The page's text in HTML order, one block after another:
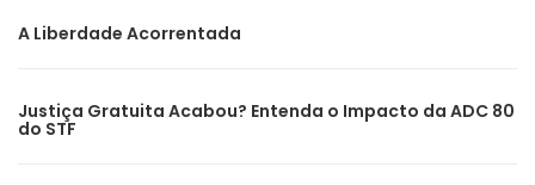
A Liberdade Acorrentada
Justiça Gratuita Acabou? Entenda o Impacto da ADC 80
do STF